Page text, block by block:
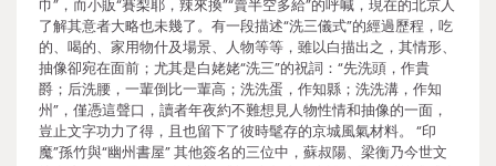
巾”，而小販“賽梨耶，辣來換”“賣半空多給”的呼喊，現在的北京人
了解其意者大略也未幾了。有一段描述“洗三儀式”的經過歷程，吃
的、喝的、家用物什及場景、人物等等，雖以白描出之，其情形、
抽像卻宛在面前；尤其是白姥姥“洗三”的祝詞：“先洗頭，作貴
爵；后洗腰，一輩倒比一輩高；洗洗蛋，作知縣；洗洗溝，作知
州”，僅憑這聲口，讀者年夜約不難想見人物性情和抽像的一面，
豈止文字功力了得，且也留下了彼時髦存的京城風氣材料。 “印
魔”孫竹與“幽州書屋” 其他簽名的三位中，蘇叔陽、梁衡乃今世文